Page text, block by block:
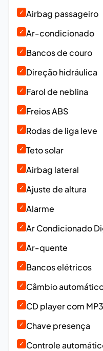
✓ Airbag passageiro
✓ Ar-condicionado
✓ Bancos de couro
✓ Direção hidráulica
✓ Farol de neblina
✓ Freios ABS
✓ Rodas de liga leve
✓ Teto solar
✓ Airbag lateral
✓ Ajuste de altura
✓ Alarme
✓ Ar Condicionado
✓ Ar-quente
✓ Bancos elétricos
✓ Câmbio
✓ CD player com MP3
✓ Chave presença
✓ Controle